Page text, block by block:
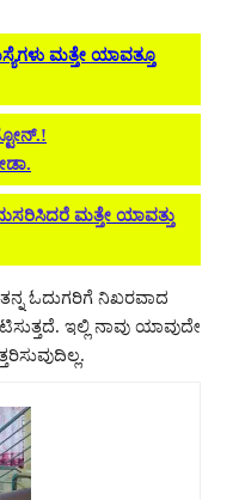
ಮತ್ತೇ ಯಾವತ್ತೂ
ಮತ್ತೇ ಯಾವತ್ತು
ಓದುಗರಿಗೆ ನಿಖರವಾದ
ಇಲ್ಲಿ ನಾವು ಯಾವುದೇ